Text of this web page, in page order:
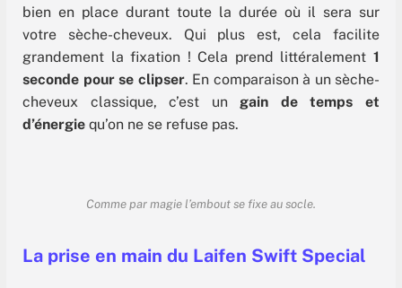
bien en place durant toute la durée où il sera sur
votre sèche-cheveux. Qui plus est, cela facilite
grandement la fixation ! Cela prend littéralement 1
seconde pour se clipser. En comparaison à un sèche-
cheveux classique, c’est un gain de temps et
d’énergie qu’on ne se refuse pas.
Comme par magie l’embout se fixe au socle.
La prise en main du Laifen Swift Special